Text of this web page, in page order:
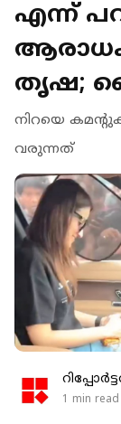
എന്ന്
തൃഷ;
നിറയെ
വരുന്നത്
1 min